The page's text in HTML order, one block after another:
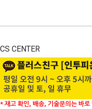
CS CENTER
* 재고 확인, 배송, 기술문의는 바